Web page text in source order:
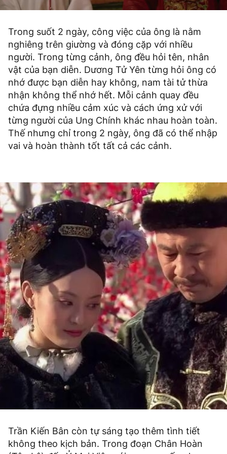
Trong suốt 2 ngày, công việc của ông là nằm
nghiêng trên giường và đóng cặp với nhiều
người. Trong từng cảnh, ông đều hỏi tên, nhân
vật của bạn diễn. Dương Tử Yên từng hỏi ông có
nhớ được bạn diễn hay không, nam tài tử thừa
nhận không thể nhớ hết. Mỗi cảnh quay đều
chứa đựng nhiều cảm xúc và cách ứng xử với
từng người của Ung Chính khác nhau hoàn toàn.
Thế nhưng chỉ trong 2 ngày, ông đã có thể nhập
vai và hoàn thành tốt tất cả các cảnh.
Trần Kiến Bân còn tự sáng tạo thêm tình tiết
không theo kịch bản. Trong đoạn Chân Hoàn